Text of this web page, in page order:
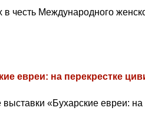
честь Международного
евреи: на перекрестке
«Бухарские евреи: